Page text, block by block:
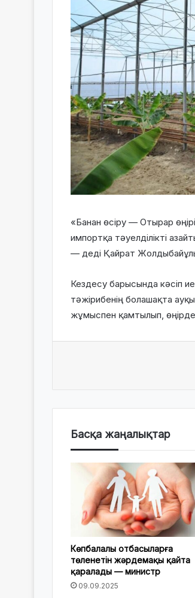
«Банан өсіру — Отырар
импортқа тәуелділікті
— деді Қайрат
Кездесу барысында кәсіп
тәжірибенің болашақта
жұмыспен қамтылып, өңірде
Басқа жаңалықтар
Көпбалалы отбасыларға
төленетін жәрдемақы қайта
қаралады — министр
09.09.2025